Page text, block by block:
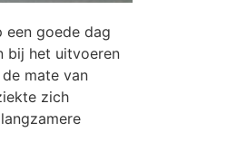
een goede dag
bij het uitvoeren
mate van
zich